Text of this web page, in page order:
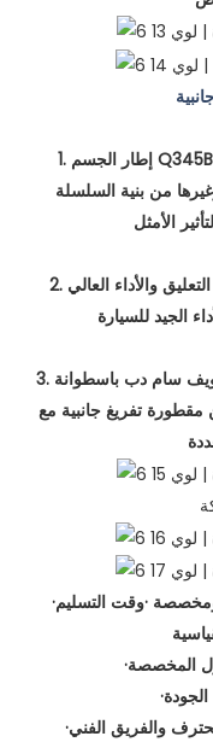
1. إطار الجسم Q345B هيكل القوة العالية الصلب ، لحام قوس
من بنية السلسلة
2. محاور العلامة التجارية المعروفة وأنظمة التعليق والأداء العالي
3. تم تجهيز مقطورة لوي لويف سام دب باسطوانة Hyva ، والتي هي
وأكثر أمانًا. نحن نوفر 34 طن مقطورة تفريغ جانبية مع
·لدينا خط إنتاج كامل مع عروض قياسية ومخصصة ·وقت التسليم
المخصصة
والفريق الفني